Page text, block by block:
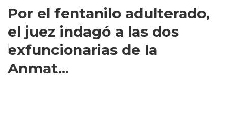
Por el fentanilo adulterado,
el juez indagó a las dos
exfuncionarias de la
Anmat...